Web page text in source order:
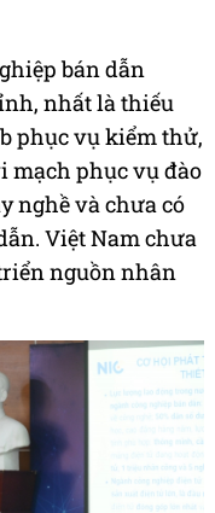
bán dẫn
nhất là thiếu
phục vụ kiểm thử,
mạch phục vụ đào
nghề và chưa có
Việt Nam chưa
nguồn nhân